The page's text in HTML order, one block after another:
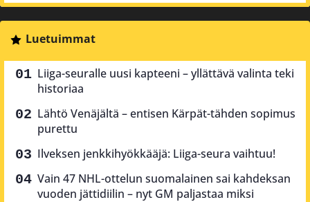
Luetuimmat
Liiga-seuralle uusi kapteeni – yllättävä valinta teki
historiaa
Lähtö Venäjältä – entisen Kärpät-tähden sopimus
purettu
Ilveksen jenkkihyökkääjä: Liiga-seura vaihtuu!
Vain 47 NHL-ottelun suomalainen sai kahdeksan
vuoden jättidiilin – nyt GM paljastaa miksi